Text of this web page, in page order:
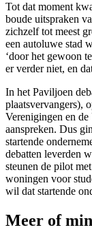
Tot dat moment
boude uitspraken
zichzelf tot meest
een autoluwe stad
‘door het gewoon
er verder niet, en
In het Paviljoen
plaatsvervangers),
Verenigingen en de
aanspreken. Dus
startende
debatten leverden
steunen de pilot
woningen voor
wil dat startende
Meer of